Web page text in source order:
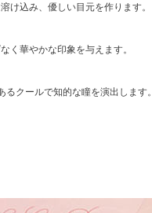
け込み、優しい目元を作ります。
く華やかな印象を与えます。
クールで知的な瞳を演出します。